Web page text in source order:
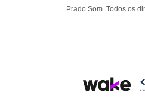
Prado Som. Todos os